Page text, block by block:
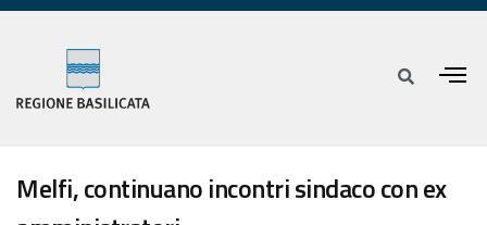
Melfi, continuano incontri sindaco con ex